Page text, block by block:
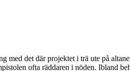
det där projektet i trä ute på
ofta räddaren i nöden. Ibland